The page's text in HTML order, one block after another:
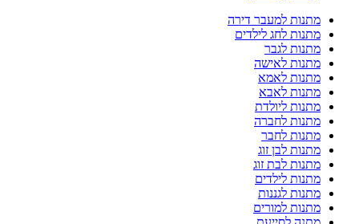
מתנות למעבר דירה
מתנות לחג לילדים
מתנות לגבר
מתנות לאישה
מתנות לאמא
מתנות לאבא
מתנות ליולדת
מתנות לחברה
מתנות לחבר
מתנות לבן זוג
מתנות לבת זוג
מתנות לילדים
מתנות לגננות
מתנות למורים